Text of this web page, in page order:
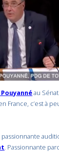
au
France, c’est à
. Passionnante